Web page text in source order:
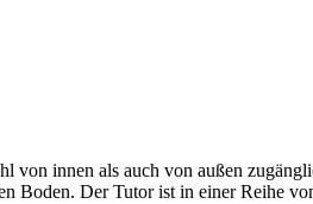
innen als auch von außen
Boden. Der Tutor ist in einer Reihe